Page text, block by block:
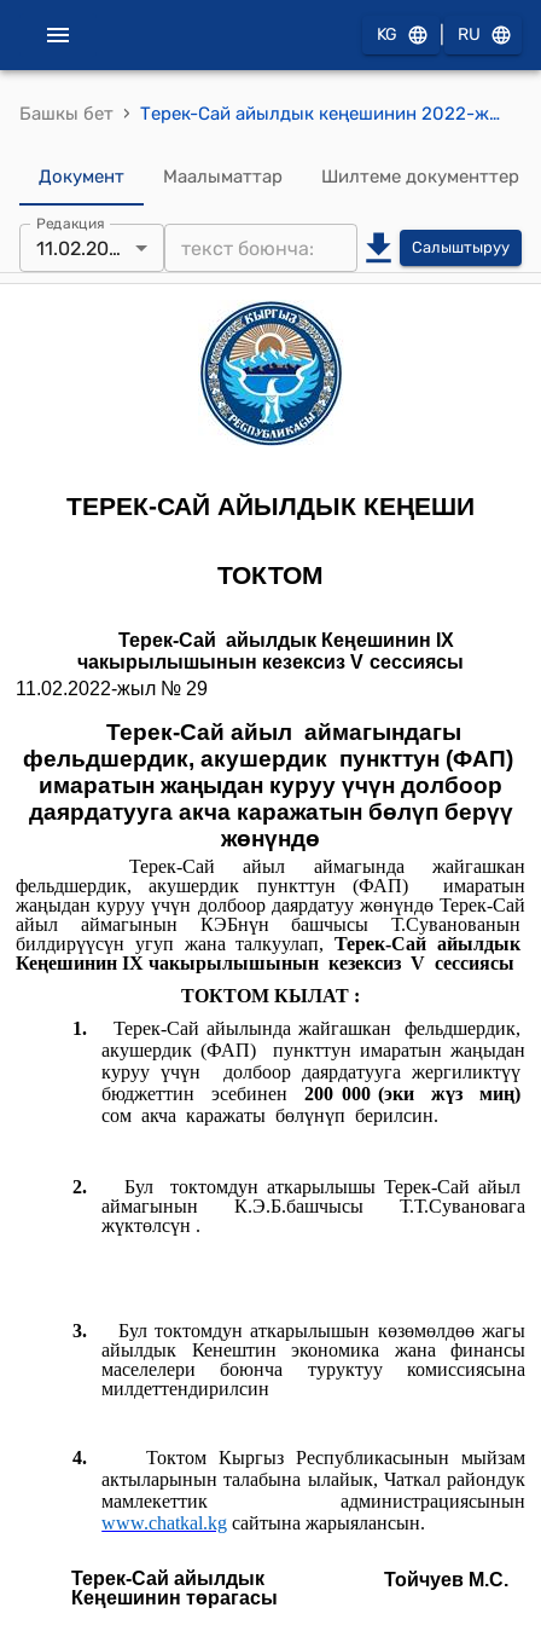
KG RU
Башкы бет › Терек-Сай айылдык кеңешинин 2022-жылдын 11-февралдагы № 29 "Терек-Сай айыл аймагындагы фельдшердик, акушердик пункттун (ФАП) имаратын жаңыдан куруу үчүн долбоор даярдатууга акча каражатын бөлүп берүү жөнүндө" токтому
Документ Маалыматтар Шилтеме документтер
Редакция
11.02.2022 Салыштыруу